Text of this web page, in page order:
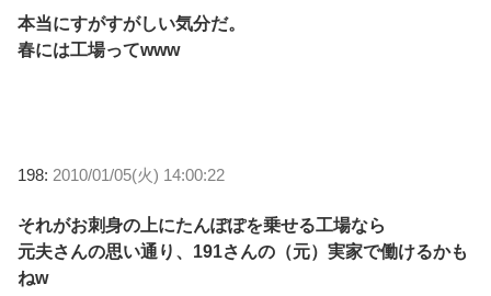
本当にすがすがしい気分だ。
春には工場ってwww
198: 2010/01/05(火) 14:00:22
それがお刺身の上にたんぽぽを乗せる工場なら
元夫さんの思い通り、191さんの（元）実家で働けるかも
ねw